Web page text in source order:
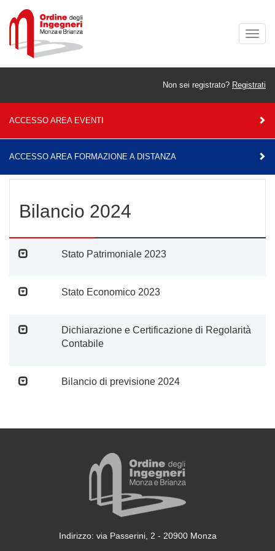
Non sei registrato? Registrati
ACCESSO AREA EVENTI
ACCESSO AREA FORMAZIONE A DISTANZA
Home Amministrazione Trasparente Bilanci
Bilancio 2024
Stato Patrimoniale 2023
Stato Economico 2023
Dichiarazione e Certificazione di Regolarità
Contabile
Bilancio di previsione 2024
Indirizzo: via Passerini, 2 - 20900 Monza